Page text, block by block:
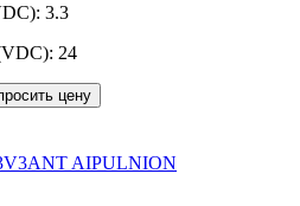
3.3
24
цену
AIPULNION